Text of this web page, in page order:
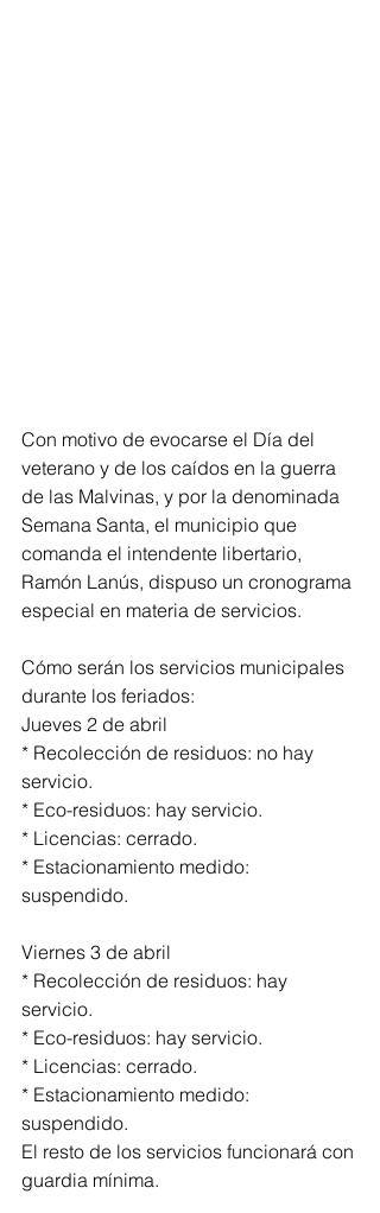
Con motivo de evocarse el Día del
veterano y de los caídos en la guerra
de las Malvinas, y por la denominada
Semana Santa, el municipio que
comanda el intendente libertario,
Ramón Lanús, dispuso un cronograma
especial en materia de servicios.
Cómo serán los servicios municipales
durante los feriados:
Jueves 2 de abril
* Recolección de residuos: no hay
servicio.
* Eco-residuos: hay servicio.
* Licencias: cerrado.
* Estacionamiento medido:
suspendido.
Viernes 3 de abril
* Recolección de residuos: hay
servicio.
* Eco-residuos: hay servicio.
* Licencias: cerrado.
* Estacionamiento medido:
suspendido.
El resto de los servicios funcionará con
guardia mínima.